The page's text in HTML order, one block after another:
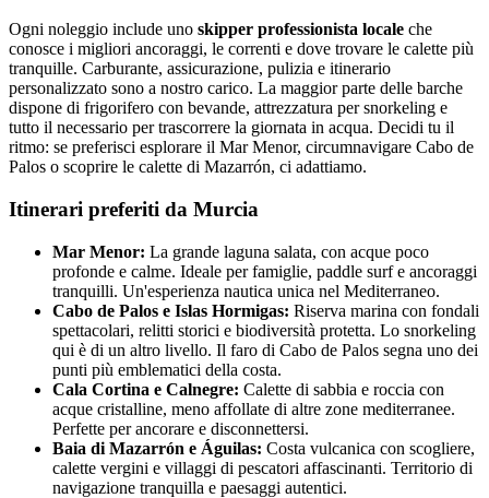
Ogni noleggio include uno skipper professionista locale che
conosce i migliori ancoraggi, le correnti e dove trovare le calette più
tranquille. Carburante, assicurazione, pulizia e itinerario
personalizzato sono a nostro carico. La maggior parte delle barche
dispone di frigorifero con bevande, attrezzatura per snorkeling e
tutto il necessario per trascorrere la giornata in acqua. Decidi tu il
ritmo: se preferisci esplorare il Mar Menor, circumnavigare Cabo de
Palos o scoprire le calette di Mazarrón, ci adattiamo.
Itinerari preferiti da Murcia
Mar Menor: La grande laguna salata, con acque poco
profonde e calme. Ideale per famiglie, paddle surf e ancoraggi
tranquilli. Un'esperienza nautica unica nel Mediterraneo.
Cabo de Palos e Islas Hormigas: Riserva marina con fondali
spettacolari, relitti storici e biodiversità protetta. Lo snorkeling
qui è di un altro livello. Il faro di Cabo de Palos segna uno dei
punti più emblematici della costa.
Cala Cortina e Calnegre: Calette di sabbia e roccia con
acque cristalline, meno affollate di altre zone mediterranee.
Perfette per ancorare e disconnettersi.
Baia di Mazarrón e Águilas: Costa vulcanica con scogliere,
calette vergini e villaggi di pescatori affascinanti. Territorio di
navigazione tranquilla e paesaggi autentici.